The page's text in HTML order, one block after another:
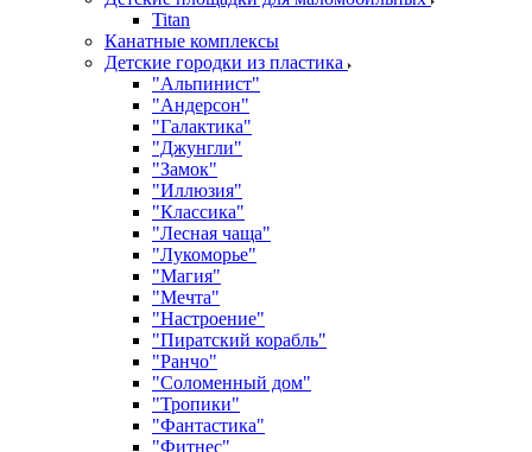
Titan
Канатные комплексы
Детские городки из пластика
"Альпинист"
"Андерсон"
"Галактика"
"Джунгли"
"Замок"
"Иллюзия"
"Классика"
"Лесная чаща"
"Лукоморье"
"Магия"
"Мечта"
"Настроение"
"Пиратский корабль"
"Ранчо"
"Соломенный дом"
"Тропики"
"Фантастика"
"Фитнес"